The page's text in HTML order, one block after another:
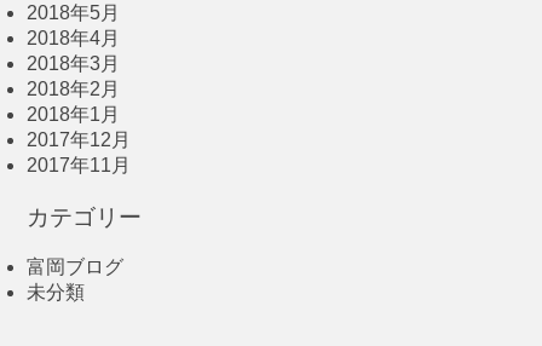
2018年5月
2018年4月
2018年3月
2018年2月
2018年1月
2017年12月
2017年11月
カテゴリー
富岡ブログ
未分類